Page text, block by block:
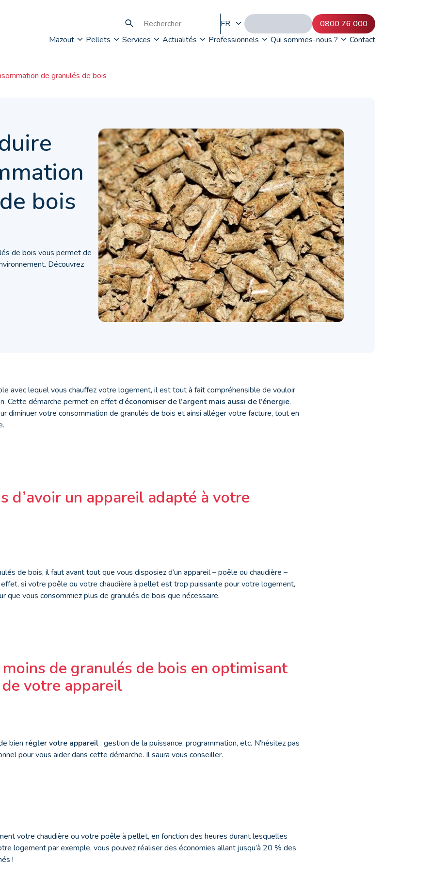
FR
0800 76 000
Mazout
Pellets Services Actualités Professionnels Qui sommes-nous ? Contact
de granulés de bois
bois
de bois vous permet de
Découvrez
avec lequel vous chauffez votre logement, il est tout à fait compréhensible de vouloir
Cette démarche permet en effet d’économiser de l’argent mais aussi de l’énergie.
diminuer votre consommation de granulés de bois et ainsi alléger votre facture, tout en
d’avoir un appareil adapté à votre
de bois, il faut avant tout que vous disposiez d’un appareil – poêle ou chaudière –
effet, si votre poêle ou votre chaudière à pellet est trop puissante pour votre logement,
que vous consommiez plus de granulés de bois que nécessaire.
de granulés de bois en optimisant
votre appareil
bien régler votre appareil: gestion de la puissance, programmation, etc. N’hésitez pas
pour vous aider dans cette démarche. Il saura vous conseiller.
votre chaudière ou votre poêle à pellet, en fonction des heures durant lesquelles
logement par exemple, vous pouvez réaliser des économies allant jusqu’à 20 % des
!